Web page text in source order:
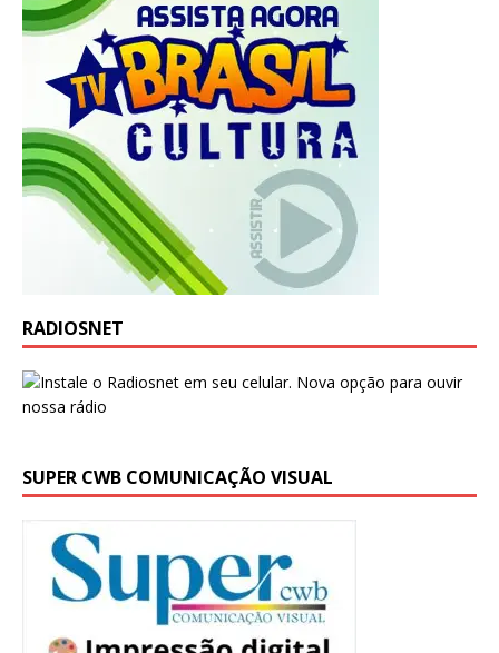
RADIOSNET
SUPER CWB COMUNICAÇÃO VISUAL